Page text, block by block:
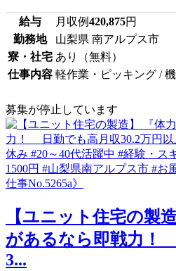
給与 月収例420,875円
勤務地
山梨県 南アルプス市
寮・社宅 あり（無料）
仕事内容 軽作業・ピッキング /
募集が停止しています
【ユニット住宅の製
があるなら即戦力！
3...